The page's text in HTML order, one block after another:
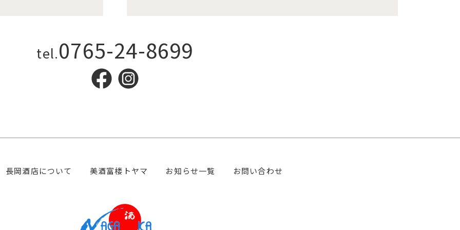
tel.0765-24-8699
長岡酒店について 美酒富楼トヤマ お知らせ一覧 お問い合わせ